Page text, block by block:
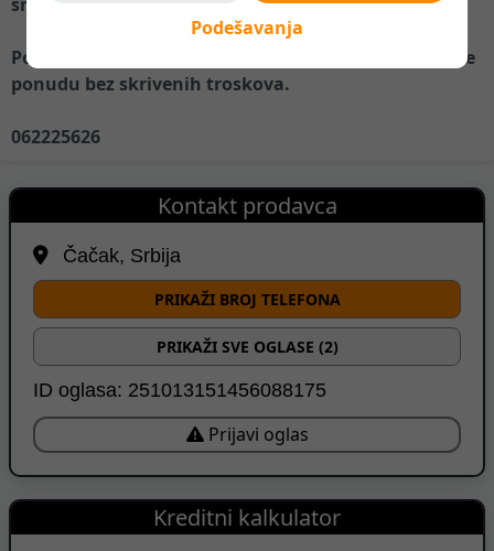
Podešavanja
Pozovite, zakazite termin izlaska na terem i dobicete
ponudu bez skrivenih troskova.
062225626
Kontakt prodavca
Čačak, Srbija
PRIKAŽI BROJ TELEFONA
PRIKAŽI SVE OGLASE (2)
ID oglasa: 251013151456088175
Prijavi oglas
Kreditni kalkulator